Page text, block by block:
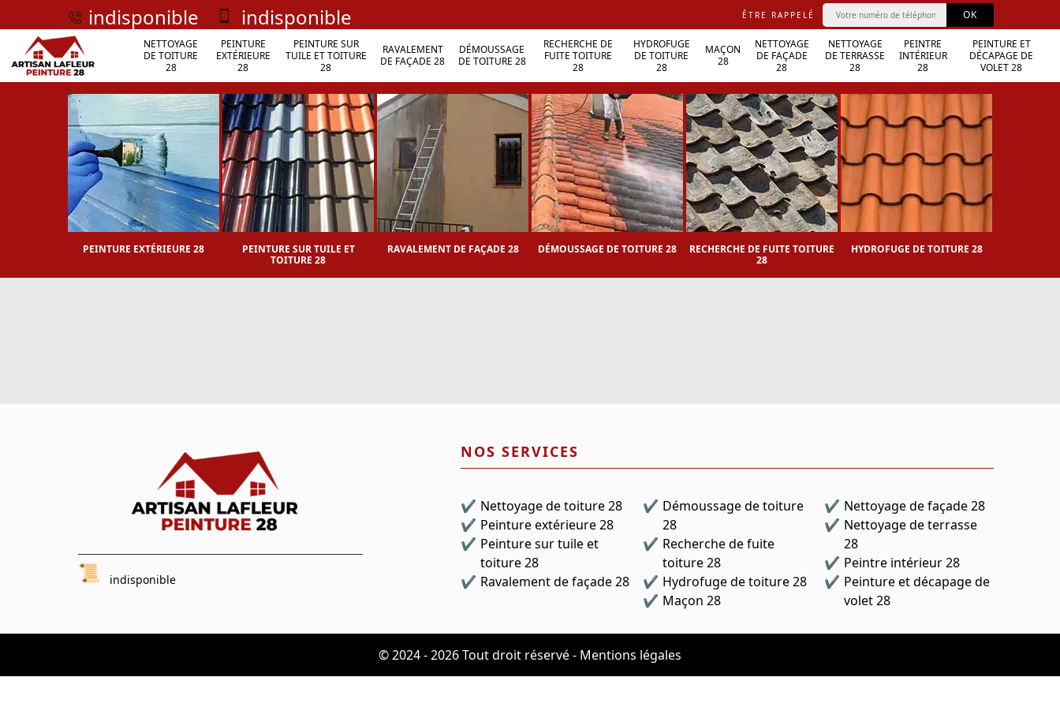
indisponible indisponible ÊTRE RAPPELÉ
NETTOYAGE
DE TOITURE
28
PEINTURE
EXTÉRIEURE
28
PEINTURE SUR
TUILE ET TOITURE
28
RAVALEMENT
DE FAÇADE 28
DÉMOUSSAGE
DE TOITURE 28
RECHERCHE DE
FUITE TOITURE
28
HYDROFUGE
DE TOITURE
28
MAÇON
28
NETTOYAGE
DE FAÇADE
28
NETTOYAGE
DE TERRASSE
28
PEINTRE
INTÉRIEUR
28
PEINTURE ET
DÉCAPAGE DE
VOLET 28
PEINTURE EXTÉRIEURE 28
PEINTURE SUR TUILE ET
TOITURE 28
RAVALEMENT DE FAÇADE 28 DÉMOUSSAGE DE TOITURE 28
RECHERCHE DE FUITE TOITURE
28
HYDROFUGE DE TOITURE 28
indisponible
NOS SERVICES
Nettoyage de toiture 28
Peinture extérieure 28
Peinture sur tuile et
toiture 28
Ravalement de façade 28
Démoussage de toiture
28
Recherche de fuite
toiture 28
Hydrofuge de toiture 28
Maçon 28
Nettoyage de façade 28
Nettoyage de terrasse
28
Peintre intérieur 28
Peinture et décapage de
volet 28
© 2024 - 2026 Tout droit réservé- Mentions légales